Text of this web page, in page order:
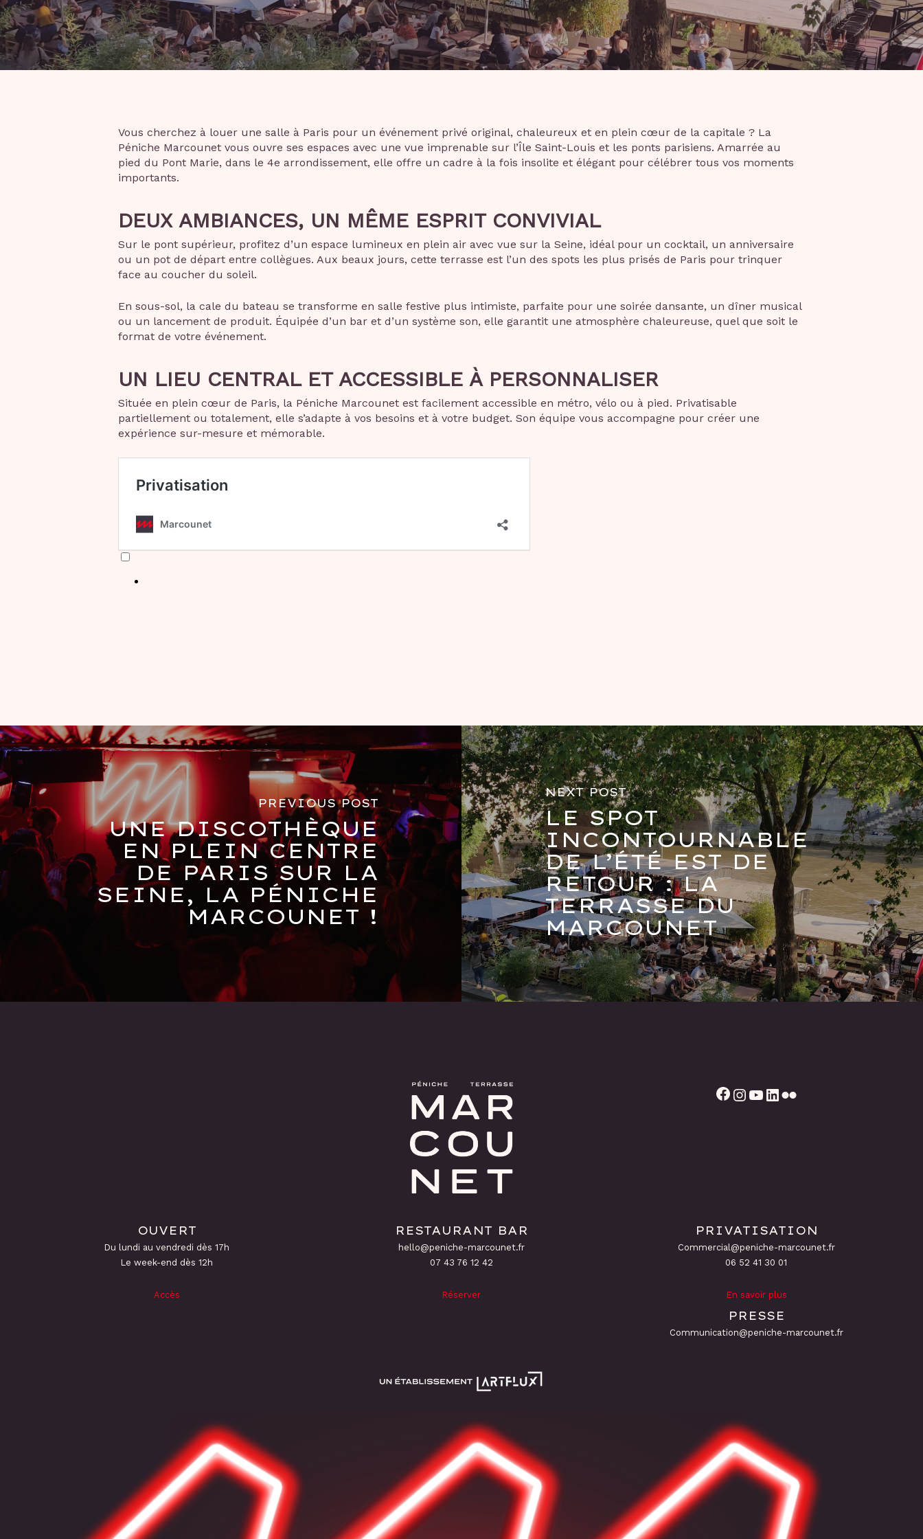
Vous cherchez à louer une salle à Paris pour un événement privé original, chaleureux et en plein cœur de la capitale ? La
Péniche Marcounet vous ouvre ses espaces avec une vue imprenable sur l’Île Saint-Louis et les ponts parisiens. Amarrée au
pied du Pont Marie, dans le 4e arrondissement, elle offre un cadre à la fois insolite et élégant pour célébrer tous vos moments
importants.
DEUX AMBIANCES, UN MÊME ESPRIT CONVIVIAL
Sur le pont supérieur, profitez d’un espace lumineux en plein air avec vue sur la Seine, idéal pour un cocktail, un anniversaire
ou un pot de départ entre collègues. Aux beaux jours, cette terrasse est l’un des spots les plus prisés de Paris pour trinquer
face au coucher du soleil.
En sous-sol, la cale du bateau se transforme en salle festive plus intimiste, parfaite pour une soirée dansante, un dîner musical
ou un lancement de produit. Équipée d’un bar et d’un système son, elle garantit une atmosphère chaleureuse, quel que soit le
format de votre événement.
UN LIEU CENTRAL ET ACCESSIBLE À PERSONNALISER
Située en plein cœur de Paris, la Péniche Marcounet est facilement accessible en métro, vélo ou à pied. Privatisable
partiellement ou totalement, elle s’adapte à vos besoins et à votre budget. Son équipe vous accompagne pour créer une
expérience sur-mesure et mémorable.
PREVIOUS POST
UNE DISCOTHÈQUE
EN PLEIN CENTRE
DE PARIS SUR LA
SEINE, LA PÉNICHE
MARCOUNET !
NEXT POST
LE SPOT
INCONTOURNABLE
DE L’ÉTÉ EST DE
RETOUR : LA
TERRASSE DU
MARCOUNET
Facebook Instagram YouTube
OUVERT
Du lundi au vendredi dès 17h
Le week-end dès 12h
Accès
RESTAURANT BAR
hello@peniche-marcounet.fr
‭07 43 76 12 42
Réserver
PRIVATISATION
Commercial@peniche-marcounet.fr
06 52 41 30 01
En savoir plus
PRESSE
Communication@peniche-marcounet.fr